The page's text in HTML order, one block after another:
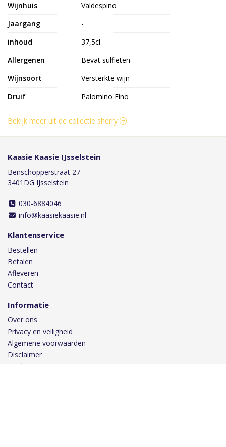
Wijnhuis
Valdespino
Jaargang
-
inhoud
37,5cl
Allergenen
Bevat sulfieten
Wijnsoort
Versterkte wijn
Druif
Palomino Fino
Bekijk meer uit de collectie sherry
Kaasie Kaasie IJsselstein
Benschopperstraat 27
3401DG IJsselstein
030-6884046
info@kaasiekaasie.nl
Klantenservice
Bestellen
Betalen
Afleveren
Contact
Informatie
Over ons
Privacy en veiligheid
Algemene voorwaarden
Disclaimer
Cookies